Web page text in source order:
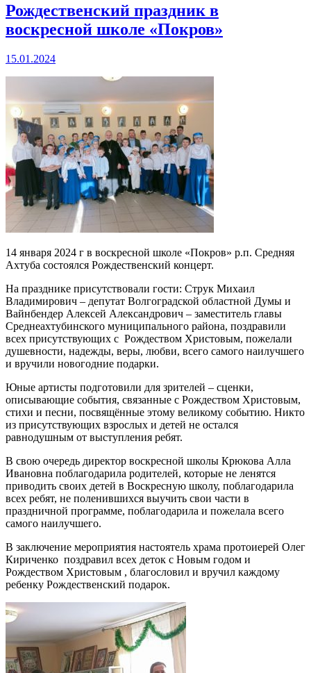
Рождественский праздник в
воскресной школе «Покров»
15.01.2024
14 января 2024 г в воскресной школе «Покров» р.п. Средняя
Ахтуба состоялся Рождественский концерт.
На празднике присутствовали гости: Струк Михаил
Владимирович – депутат Волгоградской областной Думы и
Вайнбендер Алексей Александрович – заместитель главы
Среднеахтубинского муниципального района, поздравили
всех присутствующих с Рождеством Христовым, пожелали
душевности, надежды, веры, любви, всего самого наилучшего
и вручили новогодние подарки.
Юные артисты подготовили для зрителей – сценки,
описывающие события, связанные с Рождеством Христовым,
стихи и песни, посвящённые этому великому событию. Никто
из присутствующих взрослых и детей не остался
равнодушным от выступления ребят.
В свою очередь директор воскресной школы Крюкова Алла
Ивановна поблагодарила родителей, которые не ленятся
приводить своих детей в Воскресную школу, поблагодарила
всех ребят, не поленившихся выучить свои части в
праздничной программе, поблагодарила и пожелала всего
самого наилучшего.
В заключение мероприятия настоятель храма протоиерей Олег
Кириченко поздравил всех деток с Новым годом и
Рождеством Христовым , благословил и вручил каждому
ребенку Рождественский подарок.